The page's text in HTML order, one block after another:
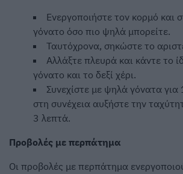
Ενεργοποιήστε τον κορμό και
γόνατο όσο πιο ψηλά μπορείτε.
Ταυτόχρονα, σηκώστε το
Αλλάξτε πλευρά και κάντε το
γόνατο και το δεξί χέρι.
Συνεχίστε με ψηλά γόνατα
στη συνέχεια αυξήστε την
3 λεπτά.
Προβολές με περπάτημα
Οι προβολές με περπάτημα